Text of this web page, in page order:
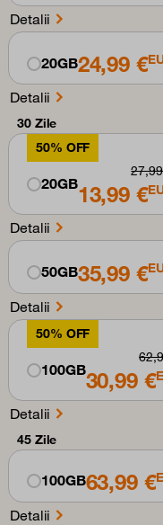
Detalii
20GB24,99 €
Detalii
30 Zile
50% OFF
20GB13,99 €
Detalii
50GB35,99 €
Detalii
50% OFF
100GB30,99 €
Detalii
45 Zile
100GB63,99 €
Detalii